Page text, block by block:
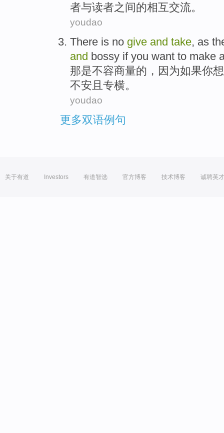
者与读者之间的相互交流。
youdao
There is no give and take, as
and bossy if you want to make
那是不容商量的， 因为如果你想
不安 且 专横。
youdao
更多双语例句
关于有道 Investors 有道智选 官方博客 技术博客 诚聘英才